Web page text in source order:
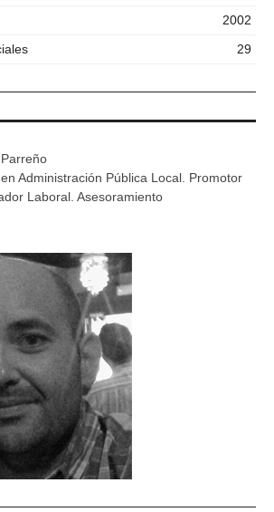
2002
29
Administración Pública Local. Promotor
Laboral. Asesoramiento